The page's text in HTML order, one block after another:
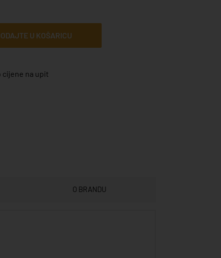
U KOŠARICU
cijene na upit
O BRANDU